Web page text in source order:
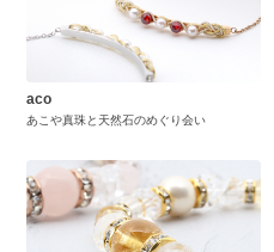
aco
あこや真珠と天然石のめぐり会い